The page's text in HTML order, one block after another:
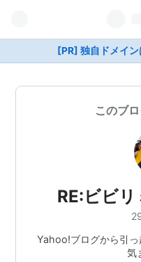
[PR] 独自ドメイ
このブ
RE:ビビリ
Yahoo!ブログから引
気